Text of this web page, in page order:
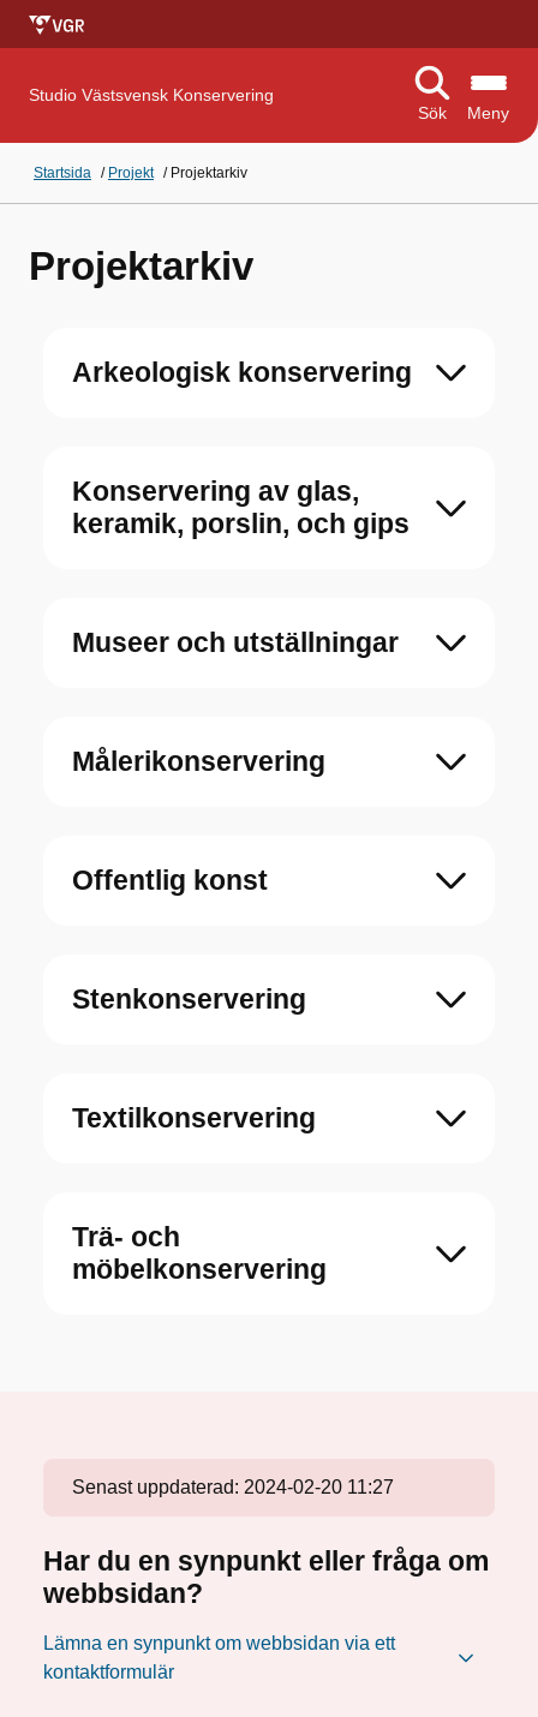
Studio Västsvensk Konservering
Sök
Meny
Startsida / Projekt / Projektarkiv
Projektarkiv
Arkeologisk konservering
Konservering av glas,
keramik, porslin, och gips
Museer och utställningar
Målerikonservering
Offentlig konst
Stenkonservering
Textilkonservering
Trä- och
möbelkonservering
Senast uppdaterad: 2024-02-20 11:27
Har du en synpunkt eller fråga om
webbsidan?
Lämna en synpunkt om webbsidan via ett
kontaktformulär